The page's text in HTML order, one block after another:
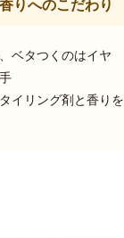
りへのこだわり
ベタつくのはイヤ
イリング剤と香りを